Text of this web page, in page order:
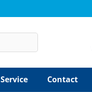
Service Contact